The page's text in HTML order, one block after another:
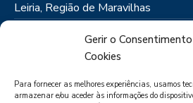
Gerir o
Cookies
Para fornecer as melhores experiências, usamos
armazenar e/ou aceder às informações do
Leiria, Região de Maravilhas
Roteiros